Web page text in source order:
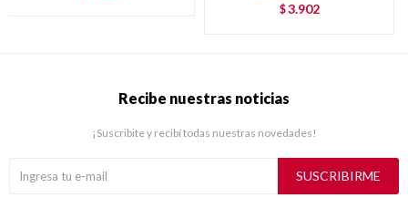
$3.902
Recibe nuestras noticias
¡Suscribite y recibí todas nuestras novedades!
SUSCRIBIRME